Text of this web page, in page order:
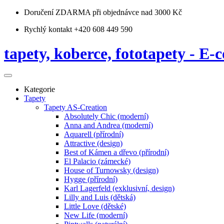
Doručení ZDARMA při objednávce nad 3000 Kč
Rychlý kontakt +420 608 449 590
tapety, koberce, fototapety - E-
Kategorie
Tapety
Tapety AS-Creation
Absolutely Chic (moderní)
Anna and Andrea (moderní)
Aquarell (přírodní)
Attractive (design)
Best of Kámen a dřevo (přírodní)
El Palacio (zámecké)
House of Turnowsky (design)
Hygge (přírodní)
Karl Lagerfeld (exklusivní, design)
Lilly and Luis (dětská)
Little Love (dětské)
New Life (moderní)